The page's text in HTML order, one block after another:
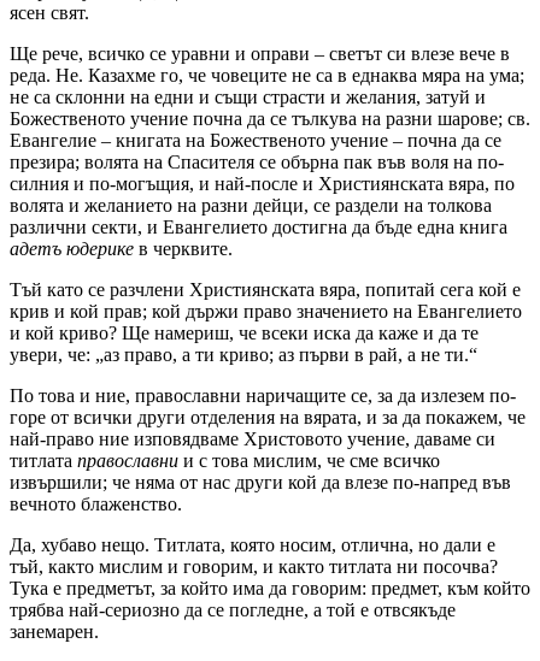
ясен свят.
Ще рече, всичко се уравни и оправи – светът си влезе вече в
реда. Не. Казахме го, че човеците не са в еднаква мяра на ума;
не са склонни на едни и същи страсти и желания, затуй и
Божественото учение почна да се тълкува на разни шарове; св.
Евангелие – книгата на Божественото учение – почна да се
презира; волята на Спасителя се обърна пак във воля на по-
силния и по-могъщия, и най-после и Християнската вяра, по
волята и желанието на разни дейци, се раздели на толкова
различни секти, и Евангелието достигна да бъде една книга
адетъ юдерике в черквите.
Тъй като се разчлени Християнската вяра, попитай сега кой е
крив и кой прав; кой държи право значението на Евангелието
и кой криво? Ще намериш, че всеки иска да каже и да те
увери, че: „аз право, а ти криво; аз първи в рай, а не ти.“
По това и ние, православни наричащите се, за да излезем по-
горе от всички други отделения на вярата, и за да покажем, че
най-право ние изповядваме Христовото учение, даваме си
титлата православни и с това мислим, че сме всичко
извършили; че няма от нас други кой да влезе по-напред във
вечното блаженство.
Да, хубаво нещо. Титлата, която носим, отлична, но дали е
тъй, както мислим и говорим, и както титлата ни посочва?
Тука е предметът, за който има да говорим: предмет, към който
трябва най-сериозно да се погледне, а той е отвсякъде
занемарен.